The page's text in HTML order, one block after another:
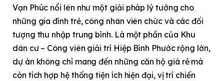
Vạn Phúc nổi lên như một giải pháp lý tưởng cho
những gia đình trẻ, công nhân viên chức và các đối
tượng thu nhập trung bình. Là một phần của Khu
dân cư – Công viên giải trí Hiệp Bình Phước rộng lớn,
dự án không chỉ mang đến những căn hộ giá rẻ mà
còn tích hợp hệ thống tiện ích hiện đại, vị trí chiến